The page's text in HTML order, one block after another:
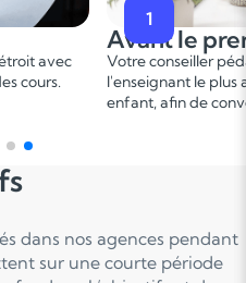
avec
de votre
Pendant
Ce 1ercours
points forts et
sur le
dans nos agences pendant
sur une courte période